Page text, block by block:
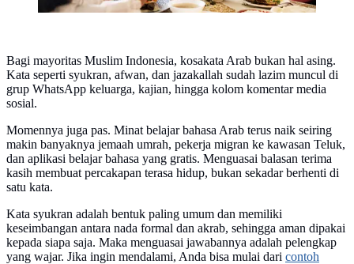
Bagi mayoritas Muslim Indonesia, kosakata Arab bukan hal asing.
Kata seperti syukran, afwan, dan jazakallah sudah lazim muncul di
grup WhatsApp keluarga, kajian, hingga kolom komentar media
sosial.
Momennya juga pas. Minat belajar bahasa Arab terus naik seiring
makin banyaknya jemaah umrah, pekerja migran ke kawasan Teluk,
dan aplikasi belajar bahasa yang gratis. Menguasai balasan terima
kasih membuat percakapan terasa hidup, bukan sekadar berhenti di
satu kata.
Kata syukran adalah bentuk paling umum dan memiliki
keseimbangan antara nada formal dan akrab, sehingga aman dipakai
kepada siapa saja. Maka menguasai jawabannya adalah pelengkap
yang wajar. Jika ingin mendalami, Anda bisa mulai dari contoh